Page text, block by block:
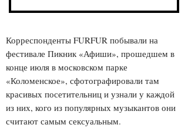
Корреспонденты FURFUR побывали на
фестивале Пикник «Афиши», прошедшем в
конце июля в московском парке
«Коломенское», сфотографировали там
красивых посетительниц и узнали у каждой
из них, кого из популярных музыкантов они
считают самым сексуальным.